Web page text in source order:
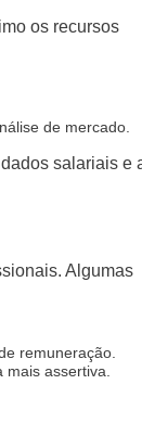
os recursos
de mercado.
salariais e
Algumas
remuneração.
assertiva.